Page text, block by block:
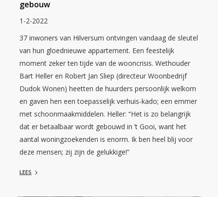
gebouw
1-2-2022
37 inwoners van Hilversum ontvingen vandaag de sleutel
van hun gloednieuwe appartement. Een feestelijk
moment zeker ten tijde van de wooncrisis. Wethouder
Bart Heller en Robert Jan Sliep (directeur Woonbedrijf
Dudok Wonen) heetten de huurders persoonlijk welkom
en gaven hen een toepasselijk verhuis-kado; een emmer
met schoonmaakmiddelen. Heller: “Het is zo belangrijk
dat er betaalbaar wordt gebouwd in ’t Gooi, want het
aantal woningzoekenden is enorm. Ik ben heel blij voor
deze mensen; zij zijn de gelukkige!”
LEES